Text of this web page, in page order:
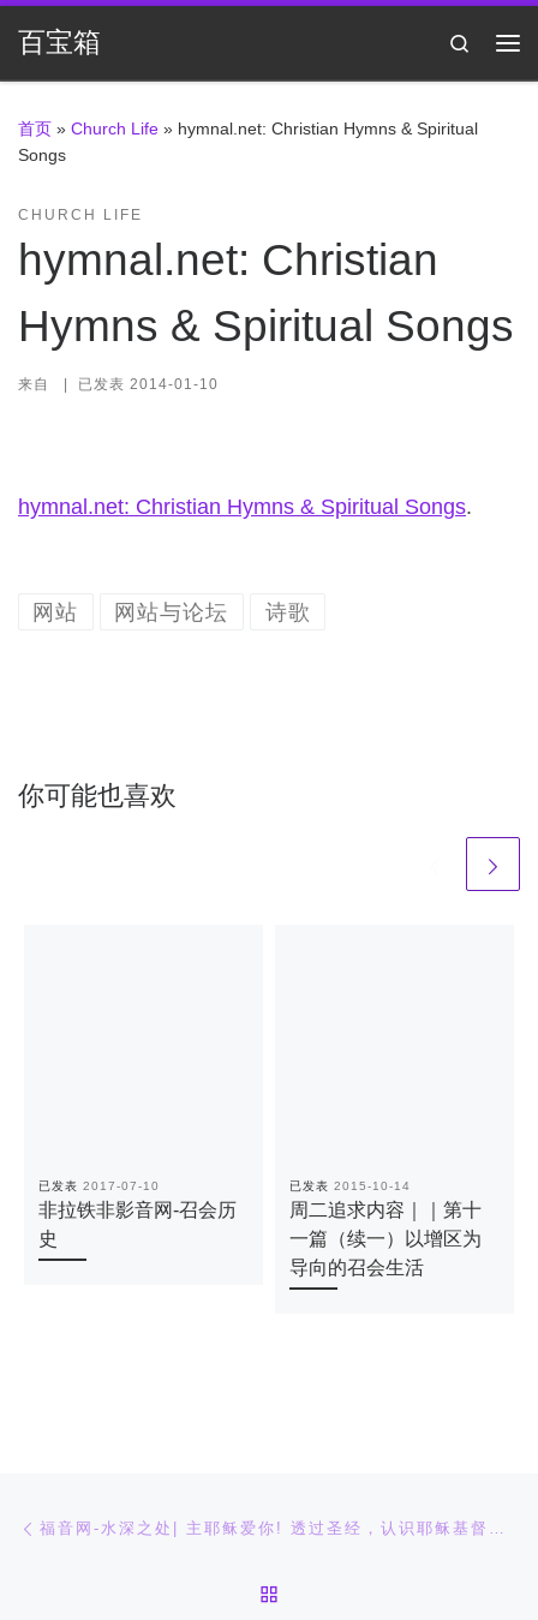
Skip to content
百宝箱
Search
首页 » Church Life » hymnal.net: Christian Hymns & Spiritual
Songs
CHURCH LIFE
hymnal.net: Christian
Hymns & Spiritual Songs
来自 | 已发表 2014-01-10
hymnal.net: Christian Hymns & Spiritual Songs.
网站 网站与论坛 诗歌
你可能也喜欢
已发表 2017-07-10
非拉铁非影音网-召会历
史
已发表 2015-10-14
周二追求内容｜｜第十
一篇（续一）以增区为
导向的召会生活
文章导航 福音网-水深之处| 主耶稣爱你! 透过圣经，认识耶稣基督是主!